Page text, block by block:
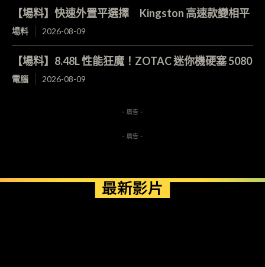
【場料】快速外置平選擇 Kingston 高速款變相平
場料 2026-08-09
【場料】8.48L 性能狂魔！ZOTAC 迷你機硬塞 5080
電腦 2026-08-09
- 廣告 -
- 廣告 -
最新影片